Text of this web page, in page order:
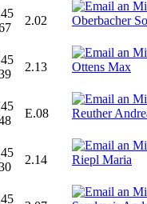
2.02
2.13
E.08
2.14